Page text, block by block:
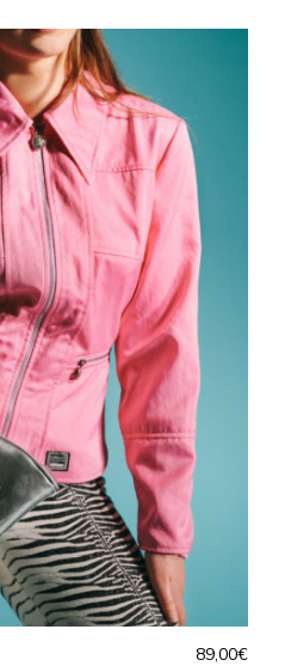
89,00€